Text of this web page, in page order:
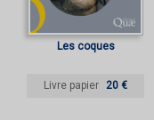
Les coques
Livre papier 20 €